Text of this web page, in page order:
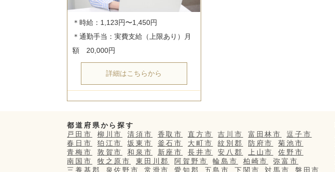
＊時給：1,123円〜1,450円
＊通勤手当：実費支給（上限あり）月
詳細はこちらから
都道府県から探す
戸田市
柳川市 清須市 香取市 直方市 吉川市 富田林市
逗子市
春日市
狛江市 坂東市 釜石市 大町市 紋別郡 防府市
菊池市
青梅市
敦賀市 和泉市 新座市 長井市 安八郡 上山市
佐野市
南国市
牧之原市 東田川郡 阿賀野市 輪島市 柏崎市
弥富市
三養基郡
泉佐野市 常滑市 愛知郡 五島市 下関市 対馬市
磐田市